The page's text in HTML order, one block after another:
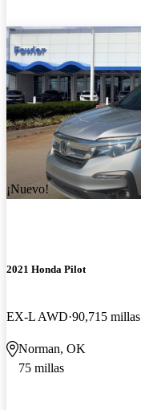
¡Nuevo!
2021 Honda Pilot
EX-L AWD 90,715 millas
Norman, OK
75 millas